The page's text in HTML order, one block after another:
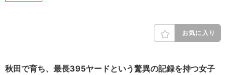
お気に入り
秋田で育ち、最長395ヤードという驚異の記録を持つ女子